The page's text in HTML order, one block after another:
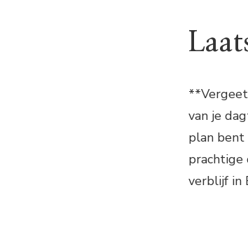
van je
plan bent
prachtige
verblijf in